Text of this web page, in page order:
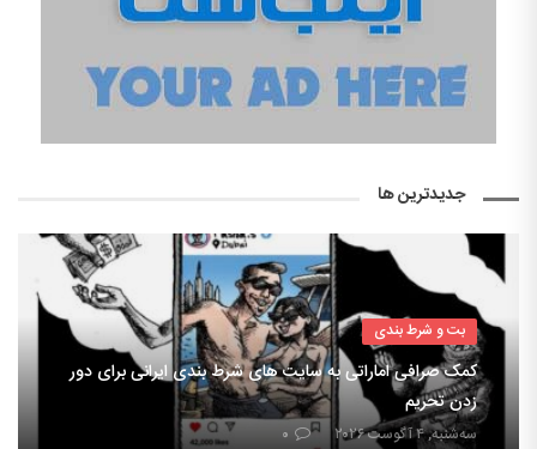
جدیدترین ها
بت و شرط بندی
کمک صرافی اماراتی به سایت های شرط بندی ایرانی برای دور
زدن تحریم
سه‌شنبه, ۴ آگوست ۲۰۲۶ ۰